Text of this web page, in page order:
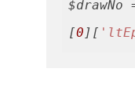
[0 ][